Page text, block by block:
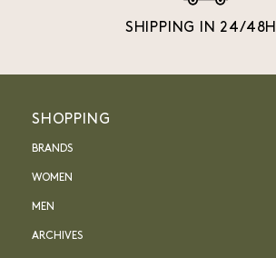
SHIPPING IN 24/48H
SHOPPING
BRANDS
WOMEN
MEN
ARCHIVES